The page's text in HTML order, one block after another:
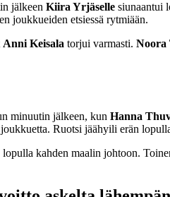
jälkeen Kiira Yrjäselle siunaantui
joukkueiden etsiessä rytmiään.
Anni Keisala torjui varmasti. Noora
minuutin jälkeen, kun Hanna
joukkuetta. Ruotsi jäähyili erän
kahden maalin johtoon.